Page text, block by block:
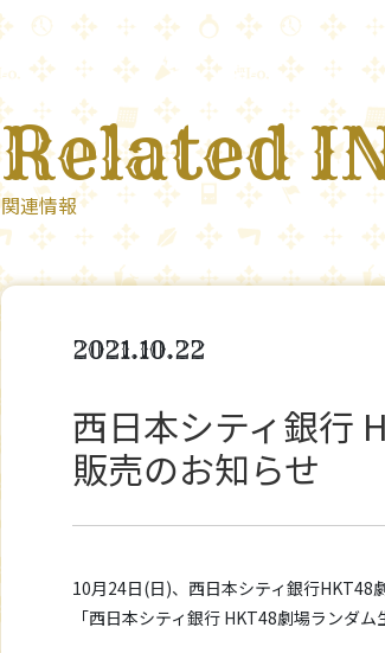
Related
関連情報
2021.10.22
西日本シティ銀行
販売のお知らせ
10月24日(日)、西日本シティ銀行HKT48劇
「西日本シティ銀行 HKT48劇場ランダ